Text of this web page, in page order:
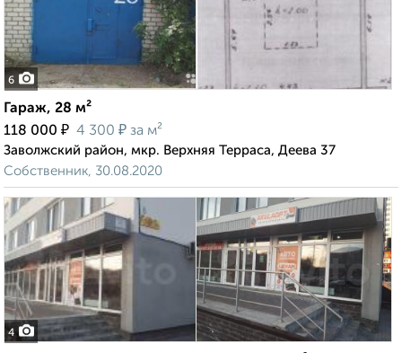
6
Гараж, 28 м²
118 000 ₽ 4 300 ₽ за м²
Заволжский район, мкр. Верхняя Терраса, Деева 37
Собственник, 30.08.2020
4